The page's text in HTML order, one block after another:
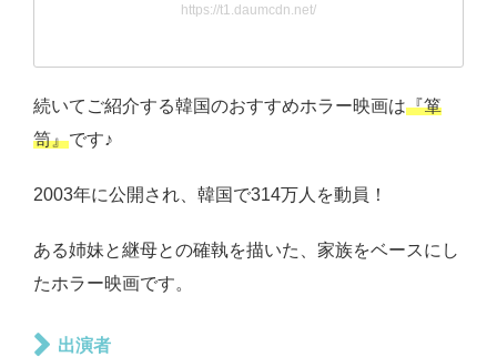
https://t1.daumcdn.net/
続いてご紹介する韓国のおすすめホラー映画は『箪
笥』です♪
2003年に公開され、韓国で314万人を動員！
ある姉妹と継母との確執を描いた、家族をベースにし
たホラー映画です。
出演者